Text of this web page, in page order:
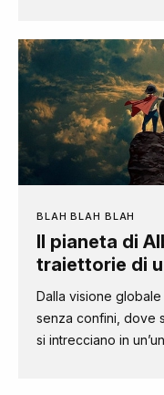
BLAH BLAH BLAH
Il pianeta di
traiettorie di
Dalla visione globale
senza confini, dove
si intrecciano in